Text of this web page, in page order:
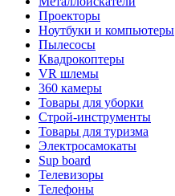
Проекторы
Ноутбуки и компьютеры
Пылесосы
Квадрокоптеры
VR шлемы
360 камеры
Товары для уборки
Строй-инструменты
Товары для туризма
Электросамокаты
Sup board
Телевизоры
Телефоны